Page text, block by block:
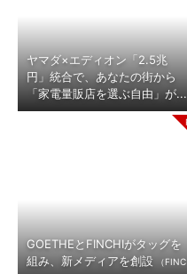
ヤマダ×エディオン「2.5兆
円」統合で、あなたの街から
「家電量販店を選ぶ自由」が...
GOETHEとFINCHIがタッグを
組み、新メディアを創設
（FINC